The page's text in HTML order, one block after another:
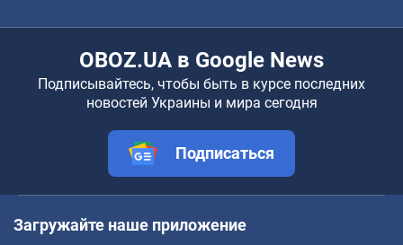
OBOZ.UA в Google News
Подписывайтесь, чтобы быть в курсе последних
новостей Украины и мира сегодня
Подписаться
Загружайте наше приложение